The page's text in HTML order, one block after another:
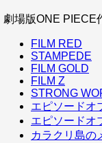
劇場版ONE PIECE
FILM RED
STAMPEDE
FILM GOLD
FILM Z
STRONG
エピソードオ
エピソードオ
カラクリ島の